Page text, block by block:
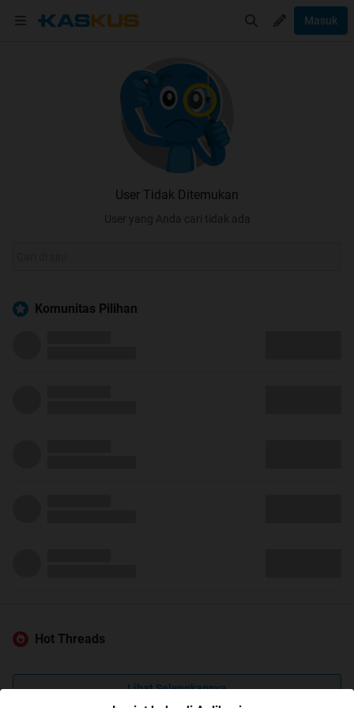
Masuk
User Tidak Ditemukan
User yang Anda cari tidak ada
Komunitas Pilihan
Hot Threads
Lihat Selengkapnya